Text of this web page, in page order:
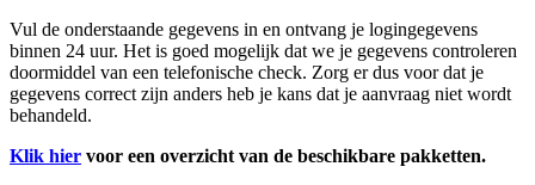
Vul de onderstaande gegevens in en ontvang je logingegevens
binnen 24 uur. Het is goed mogelijk dat we je gegevens controleren
doormiddel van een telefonische check. Zorg er dus voor dat je
gegevens correct zijn anders heb je kans dat je aanvraag niet wordt
behandeld.
Klik hier voor een overzicht van de beschikbare pakketten.